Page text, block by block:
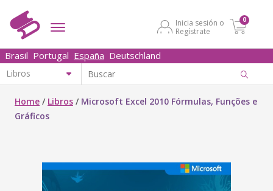
Inicia sesión o
Regístrate
0
Brasil Portugal España Deutschland
Home / Libros / Microsoft Excel 2010 Fórmulas, Funções e
Gráficos